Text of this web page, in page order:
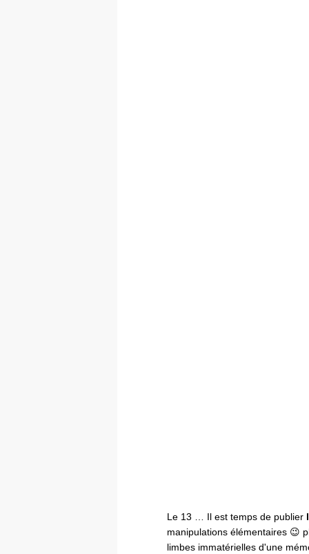
Le 13 … Il est temps de publier
manipulations élémentaires 😉
limbes immatérielles d'une